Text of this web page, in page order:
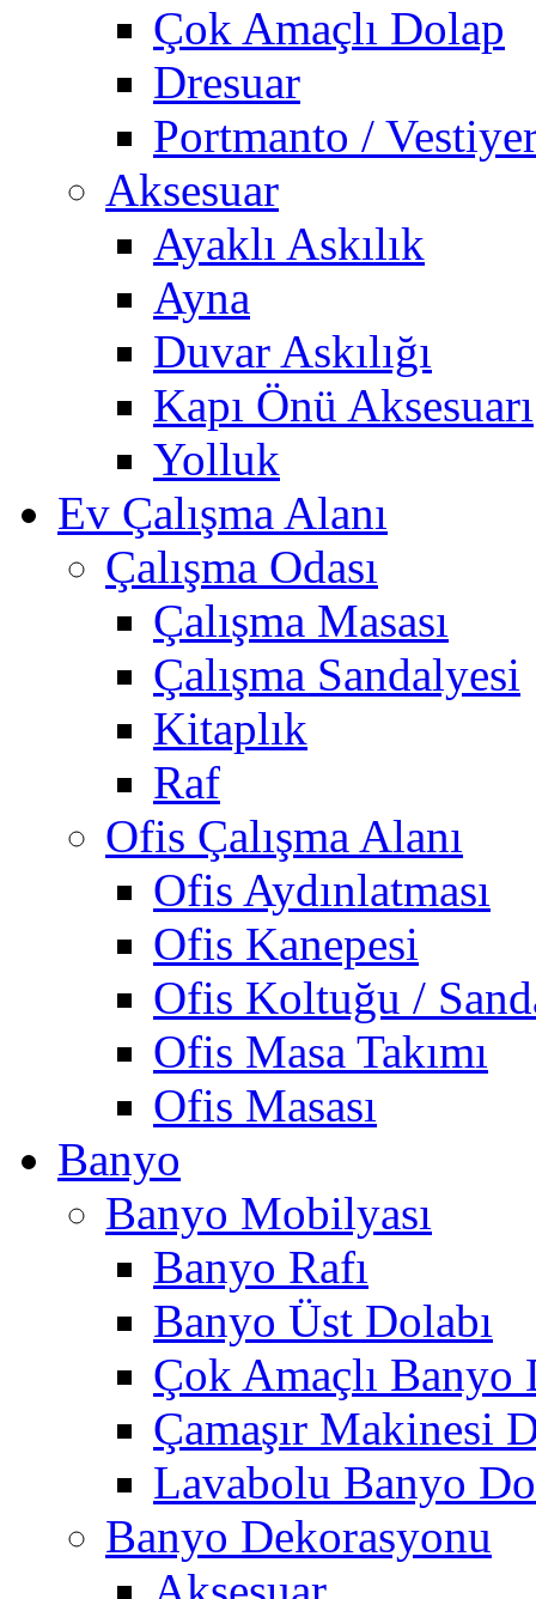
Çok Amaçlı Dolap
Dresuar
Portmanto /
Aksesuar
Ayaklı Askılık
Ayna
Duvar Askılığı
Kapı Önü Aksesuarı
Yolluk
Ev Çalışma Alanı
Çalışma Odası
Çalışma Masası
Çalışma Sandalyesi
Kitaplık
Raf
Ofis Çalışma Alanı
Ofis Aydınlatması
Ofis Kanepesi
Ofis Koltuğu /
Ofis Masa Takımı
Ofis Masası
Banyo
Banyo Mobilyası
Banyo Rafı
Banyo Üst Dolabı
Çok Amaçlı Banyo
Çamaşır Makinesi
Lavabolu Banyo
Banyo Dekorasyonu